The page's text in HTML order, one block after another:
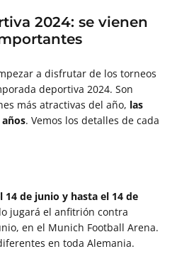
2024: se vienen
a disfrutar de los torneos
deportiva 2024. Son
más atractivas del año, las
. Vemos los detalles de cada
14 de junio y hasta el 14 de
jugará el anfitrión contra
en el Munich Football Arena.
en toda Alemania.